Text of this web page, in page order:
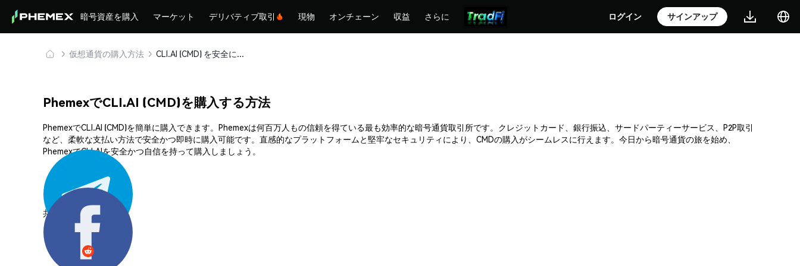
暗号資産を購入 マーケット デリバティブ取引 現物 オンチェーン 収益 さらに ログイン サインアップ
仮想通貨の購入方法 CLI.AI (CMD) を安全に購入・保管
PhemexでCLI.AI (CMD)を購入する方法
PhemexでCLI.AI (CMD)を簡単に購入できます。Phemexは何百万人もの信頼を得ている最も効率的な暗号通貨取引所です。クレジットカード、銀行振込、サードパーティーサービス、P2P取引
など、柔軟な支払い方法で安全かつ即時に購入可能です。直感的なプラットフォームと堅牢なセキュリティにより、CMDの購入がシームレスに行えます。今日から暗号通貨の旅を始め、
PhemexでCLI.AIを安全かつ自信を持って購入しましょう。
共有する: